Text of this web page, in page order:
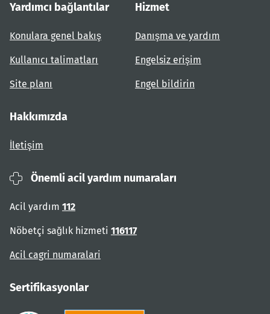
Yardımcı bağlantılar
Konulara genel bakış
Kullanıcı talimatları
Site planı
Hizmet
Danışma ve yardım
Engelsiz erişim
Engel bildirin
Hakkımızda
İletişim
Önemli acil yardım numaraları
Acil yardım 112
Nöbetçi sağlık hizmeti 116117
Acil cagri numaralari
Sertifikasyonlar